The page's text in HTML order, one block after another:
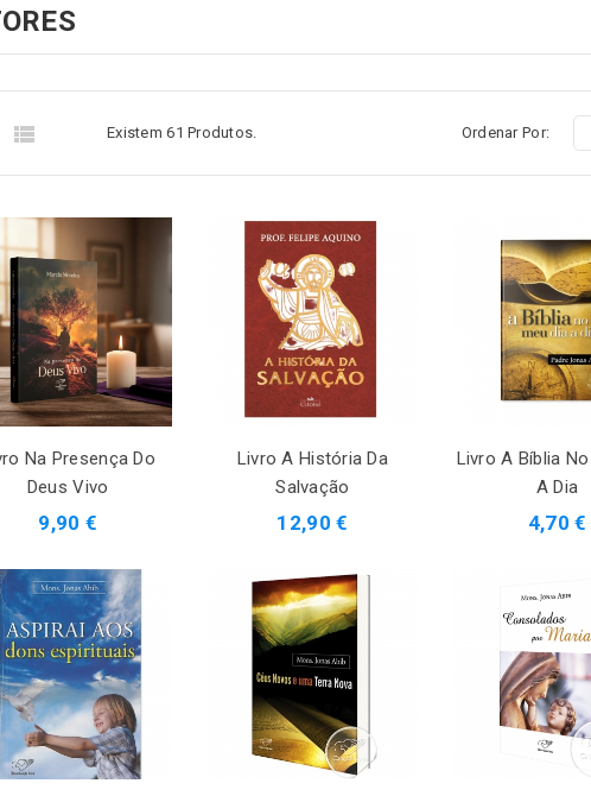
 Existem 61 Produtos. Ordenar Por:
Na Presença Do
Deus Vivo
9,90 €
Livro A História Da
Salvação
12,90 €
Livro A Bíblia
A Dia
4,70 €